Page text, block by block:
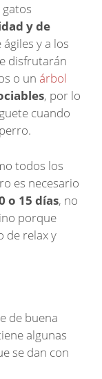
y de
y a los
disfrutarán
o un árbol
, por lo
cuando
todos los
es necesario
o 15 días, no
porque
de relax y
de buena
algunas
se dan con